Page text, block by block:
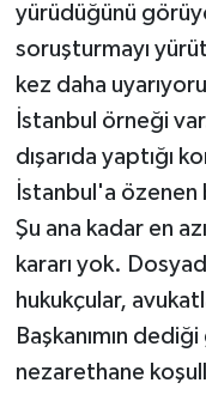
yürüdüğünü
soruşturmayı
kez daha
İstanbul örneği
dışarıda yaptığı
İstanbul'a
Şu ana kadar en
kararı yok.
hukukçular,
Başkanımın
nezarethane